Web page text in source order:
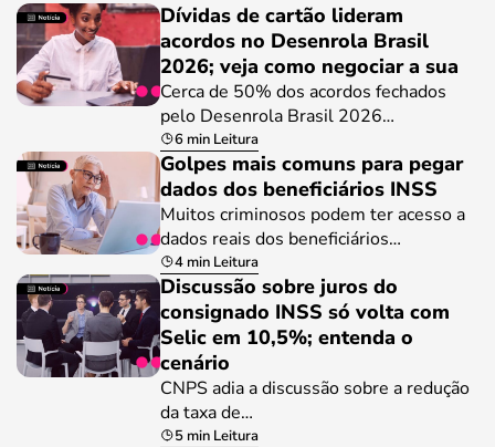
Dívidas de cartão lideram
acordos no Desenrola Brasil
2026; veja como negociar a sua
Cerca de 50% dos acordos fechados
pelo Desenrola Brasil 2026…
6 min Leitura
Golpes mais comuns para pegar
dados dos beneficiários INSS
Muitos criminosos podem ter acesso a
dados reais dos beneficiários…
4 min Leitura
Discussão sobre juros do
consignado INSS só volta com
Selic em 10,5%; entenda o
cenário
CNPS adia a discussão sobre a redução
da taxa de…
5 min Leitura